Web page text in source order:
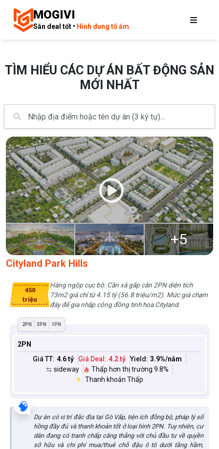
MOGIVI
Săn deal tốt • Hình dung tổ ấm
TÌM HIỂU CÁC DỰ ÁN BẤT ĐỘNG SẢN
MỚI NHẤT
+5
Cityland Park Hills
450
triệu
Hàng ngộp cục bộ: Cần xả gấp căn 2PN diện tích
73m2 giá chỉ từ 4.15 tỷ (56.8 triệu/m2). Mức giá chạm
đáy để gia nhập cộng đồng tinh hoa Cityland.
2PN 3PN 1PN
2PN
Giá TT: 4.6 tỷ Giá Deal: 4.2 tỷ Yield: 3.9%/năm
sideway
Thấp hơn thị trường 9.8%
Thanh khoản Thấp
🧠
Dự án có vị trí đắc địa tại Gò Vấp, tiện ích đồng bộ, pháp lý sổ
hồng đầy đủ và thanh khoản tốt ở loại hình 2PN. Tuy nhiên, cư
dân đang có tranh chấp căng thẳng với chủ đầu tư về quyền
sở hữu và chi phí mua/thuê chỗ đậu ô tô dưới tầng hầm,